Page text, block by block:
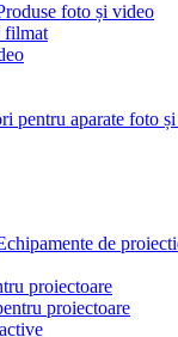
foto și video
filmat
pentru aparate foto
de
proiectoare
proiectoare